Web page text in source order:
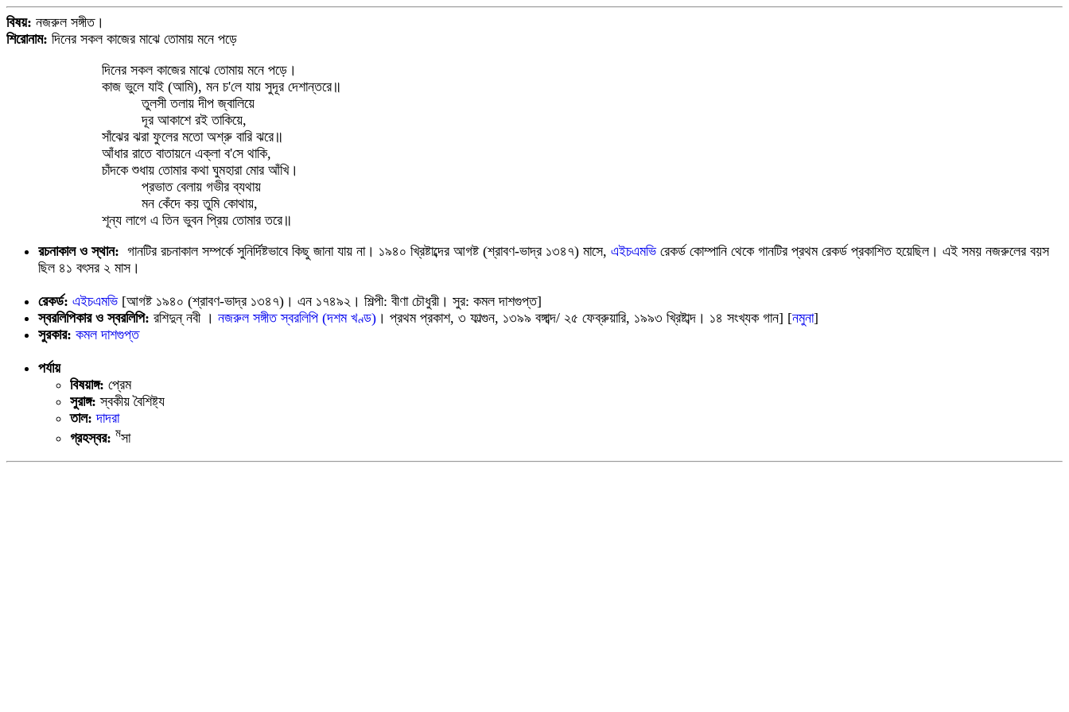
বিষয়: নজরুল সঙ্গীত।
শিরোনাম: দিনের সকল কাজের মাঝে তোমায় মনে পড়ে
দিনের সকল কাজের মাঝে তোমায় মনে পড়ে।
কাজ ভুলে যাই (আমি), মন চ'লে যায় সুদূর দেশান্তরে॥
তুলসী তলায় দীপ জ্বালিয়ে
দূর আকাশে রই তাকিয়ে,
সাঁঝের ঝরা ফুলের মতো অশ্রু বারি ঝরে॥
আঁধার রাতে বাতায়নে এক্‌লা ব'সে থাকি,
চাঁদকে শুধায় তোমার কথা ঘুমহারা মোর আঁখি।
প্রভাত বেলায় গভীর ব্যথায়
মন কেঁদে কয় তুমি কোথায়,
শূন্য লাগে এ তিন ভুবন প্রিয় তোমার তরে॥
রচনাকাল ও স্থান: গানটির রচনাকাল সম্পর্কে সুনির্দিষ্টভাবে কিছু জানা যায় না। ১৯৪০ খ্রিষ্টাব্দের আগষ্ট (শ্রাবণ-ভাদ্র ১৩৪৭) মাসে, এইচএমভিরেকর্ড কোম্পানি থেকে গানটির প্রথম রেকর্ড প্রকাশিত হয়েছিল। এই সময় নজরুলের বয়স
ছিল ৪১ বৎসর ২ মাস।
রেকর্ড: এইচএমভি[আগষ্ট ১৯৪০ (শ্রাবণ-ভাদ্র ১৩৪৭)। এন ১৭৪৯২। শিল্পী: বীণা চৌধুরী। সুর: কমল দাশগুপ্ত]
স্বরলিপিকার ও স্বরলিপি: রশিদুন্ নবী । নজরুল সঙ্গীত স্বরলিপি (দশম খণ্ড) । প্রথম প্রকাশ, ৩ ফাল্গুন, ১৩৯৯ বঙ্গাব্দ/ ২৫ ফেব্রুয়ারি, ১৯৯৩ খ্রিষ্টাব্দ। ১৪ সংখ্যক গান] [নমুনা]
সুরকার: কমল দাশগুপ্ত
পর্যায়
বিষয়াঙ্গ: প্রেম
সুরাঙ্গ: স্বকীয় বৈশিষ্ট্য
তাল:দাদরা
গ্রহস্বর: মসা